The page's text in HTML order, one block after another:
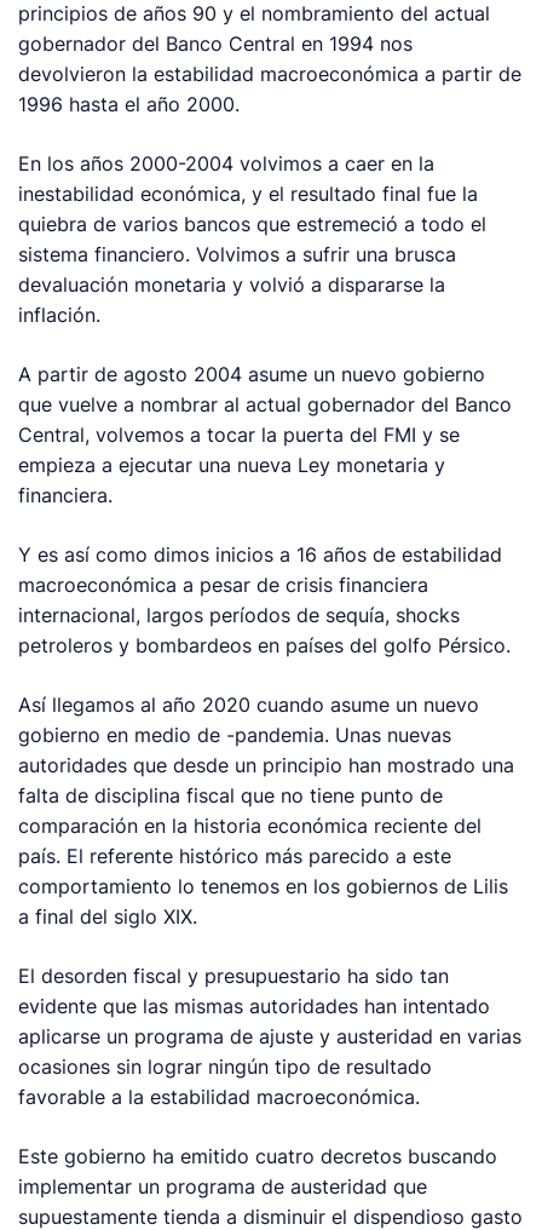
principios de años 90 y el nombramiento del actual
gobernador del Banco Central en 1994 nos
devolvieron la estabilidad macroeconómica a partir de
1996 hasta el año 2000.
En los años 2000-2004 volvimos a caer en la
inestabilidad económica, y el resultado final fue la
quiebra de varios bancos que estremeció a todo el
sistema financiero. Volvimos a sufrir una brusca
devaluación monetaria y volvió a dispararse la
inflación.
A partir de agosto 2004 asume un nuevo gobierno
que vuelve a nombrar al actual gobernador del Banco
Central, volvemos a tocar la puerta del FMI y se
empieza a ejecutar una nueva Ley monetaria y
financiera.
Y es así como dimos inicios a 16 años de estabilidad
macroeconómica a pesar de crisis financiera
internacional, largos períodos de sequía, shocks
petroleros y bombardeos en países del golfo Pérsico.
Así llegamos al año 2020 cuando asume un nuevo
gobierno en medio de -pandemia. Unas nuevas
autoridades que desde un principio han mostrado una
falta de disciplina fiscal que no tiene punto de
comparación en la historia económica reciente del
país. El referente histórico más parecido a este
comportamiento lo tenemos en los gobiernos de Lilis
a final del siglo XIX.
El desorden fiscal y presupuestario ha sido tan
evidente que las mismas autoridades han intentado
aplicarse un programa de ajuste y austeridad en varias
ocasiones sin lograr ningún tipo de resultado
favorable a la estabilidad macroeconómica.
Este gobierno ha emitido cuatro decretos buscando
implementar un programa de austeridad que
supuestamente tienda a disminuir el dispendioso gasto